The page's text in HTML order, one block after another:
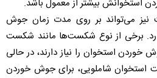
بیشتر از معمول باشد.
می‌تواند بر روی مدت زمان جوش
برخی از نوع شکست‌ها مانند شکست
خوردن استخوان را نیاز دارند، در حالی
استخوان شاملویی، برای جوش خوردن